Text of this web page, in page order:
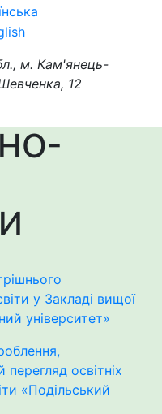
м. Кам'янець-
12
у Закладі вищої
університет»
освітніх
«Подільський